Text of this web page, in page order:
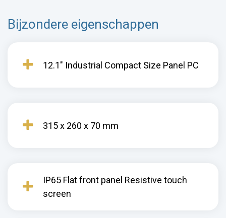
Bijzondere eigenschappen
12.1" Industrial Compact Size Panel PC
315 x 260 x 70 mm
IP65 Flat front panel Resistive touch
screen